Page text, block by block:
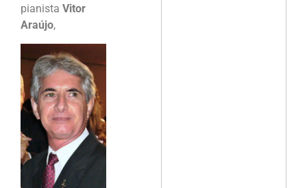
pianista Vitor
Araújo,